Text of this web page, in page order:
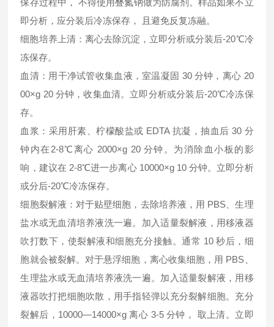
保存过程中， 不得使用叠氮钠做为防腐剂。样品如果不立
即分析，应分装后冷冻保存， 且避免反复冻融。
细胞培养上清：离心去除沉淀，立即分析或分装后-20℃冷
冻保存。
血清：用干净试管收集血液，室温凝固 30 分钟，离心 20
00×g 20 分钟，收集血清。立即分析或分装后-20℃冷冻保
存。
血浆：采用肝素、柠檬酸盐或 EDTA 抗凝，抽血后 30 分
钟内在2-8℃离心 2000×g 20 分钟。为消除血小板的影
响，建议在 2-8℃进一步离心 10000×g 10 分钟。立即分析
或分后-20℃冷冻保存。
细胞裂解液：对于贴壁细胞，去除培养液，用 PBS、生理
盐水或无血清培养液洗一遍。加入适量裂解液，用移液器
吹打数下，使裂解液和细胞充分接触。通常 10 秒后，细
胞就会被裂解。对于悬浮细胞，离心收集细胞，用 PBS、
生理盐水或无血清培养液洗一遍。加入适量裂解液，用移
液器吹打把细胞吹散，用手指轻弹以充分裂解细胞。充分
裂解后，10000—14000×g 离心 3-5 分钟， 取上清。立即